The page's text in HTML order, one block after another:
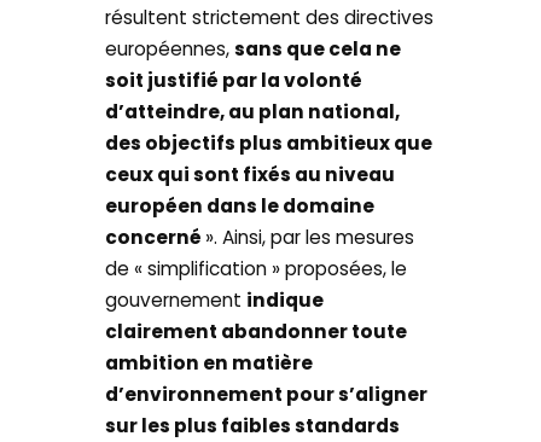
résultent strictement des directives
européennes,sans que cela ne
soit justifié par la volonté
d’atteindre, au plan national,
des objectifs plus ambitieux que
ceux qui sont fixés au niveau
européen dans le domaine
concerné ». Ainsi, par les mesures
de « simplification » proposées, le
gouvernement indique
clairement abandonner toute
ambition en matière
d’environnement pour s’aligner
sur les plus faibles standards